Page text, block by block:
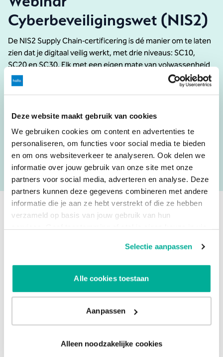
Deze website maakt gebruik van cookies
We gebruiken cookies om content en advertenties te
personaliseren, om functies voor social media te bieden
en om ons websiteverkeer te analyseren. Ook delen we
informatie over jouw gebruik van onze site met onze
partners voor social media, adverteren en analyse. Deze
partners kunnen deze gegevens combineren met andere
informatie die je aan ze hebt verstrekt of die ze hebben
verzameld op basis van jouw gebruik van hun
Selectie aanpassen
Alle cookies toestaan
Aanpassen
Alleen noodzakelijke cookies
Cyberbeveiligingswet (NIS2)
De NIS2 Supply Chain‑certificering is dé manier om te laten
zien dat je digitaal veilig werkt, met drie niveaus: SC10,
SC20 en SC30. Elk met een eigen mate van volwassenheid
en bijpassende eisen. We kunnen ons voorstellen dat deze
certificering vragen oproept. Daarom organiseren we op 09
webinar leggen we helder en praktisch uit wat de wet
concreet aanpakt binnen jouw organisatie.
Meld je aan voor het webinar